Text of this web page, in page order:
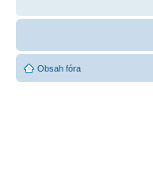
Obsah fóra